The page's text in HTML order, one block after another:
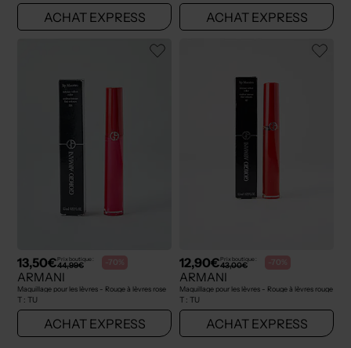
ACHAT EXPRESS ACHAT EXPRESS
13,50€Prix boutique :
44,99€ -70%
ARMANI
Maquillage pour les lèvres - Rouge à lèvres rose
T : TU
ACHAT EXPRESS
12,90€Prix boutique :
43,00€ -70%
ARMANI
Maquillage pour les lèvres - Rouge à lèvres rouge
T : TU
ACHAT EXPRESS